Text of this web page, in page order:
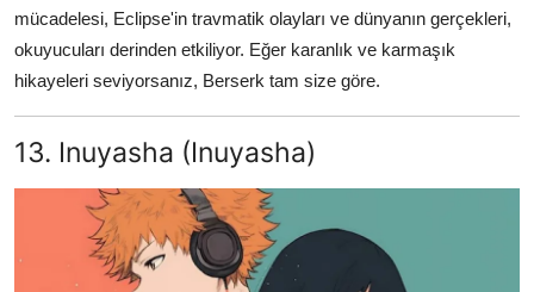
mücadelesi, Eclipse'in travmatik olayları ve dünyanın gerçekleri,
okuyucuları derinden etkiliyor. Eğer karanlık ve karmaşık
hikayeleri seviyorsanız, Berserk tam size göre.
13. Inuyasha (Inuyasha)